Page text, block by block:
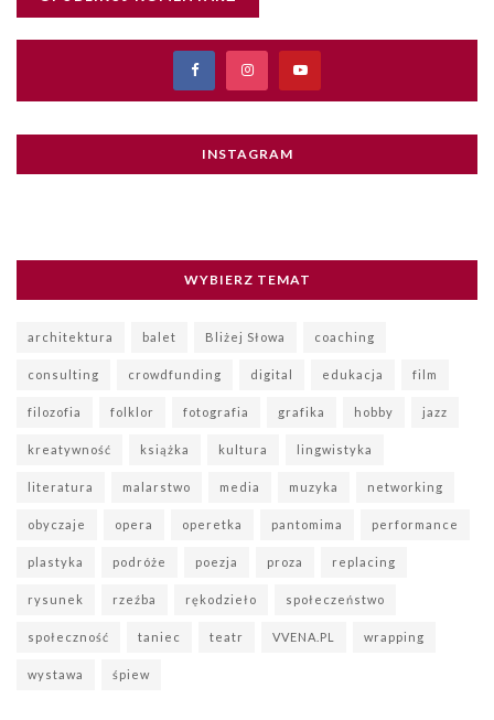
INSTAGRAM
WYBIERZ TEMAT
architektura balet Bliżej Słowa coaching
consulting crowdfunding digital edukacja film
filozofia folklor fotografia grafika hobby jazz
kreatywność książka kultura lingwistyka
literatura malarstwo media muzyka networking
obyczaje opera operetka pantomima performance
plastyka podróże poezja proza replacing
rysunek rzeźba rękodzieło społeczeństwo
społeczność taniec teatr VVENA.PL wrapping
wystawa śpiew